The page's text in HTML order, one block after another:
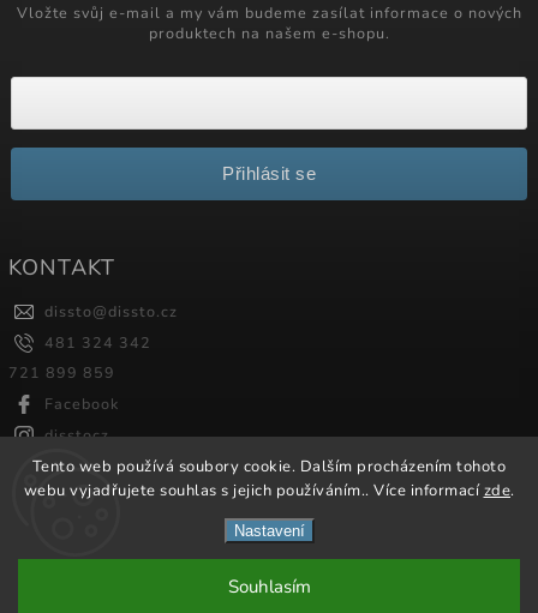
Tento web používá soubory cookie. Dalším procházením tohoto
webu vyjadřujete souhlas s jejich používáním.. Více informacízde.
Nastavení
Souhlasím
Vložte svůj e-mail a my vám budeme zasílat informace o nových
produktech na našem e-shopu.
Přihlásit se
KONTAKT
dissto@dissto.cz
481 324 342
721 899 859
Facebook
disstocz
Shoptet| Design